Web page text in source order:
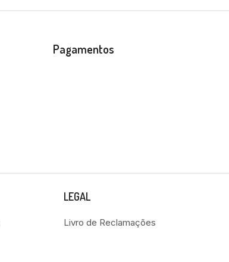
Pagamentos
LEGAL
Livro de Reclamações